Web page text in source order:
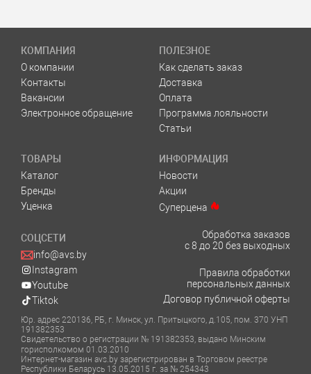
КОМПАНИЯ
О компании
Контакты
Вакансии
Электронное обращение
ПОЛЕЗНОЕ
Как сделать заказ
Доставка
Оплата
Программа лояльности
Статьи
ТОВАРЫ
Каталог
Бренды
Уценка
ИНФОРМАЦИЯ
Новости
Акции
Суперцена
СОЦСЕТИ
info@avs.by
Instagram
Youtube
Tiktok
Обработка заказов
с 8 до 20 без выходных
Правила обработки
персональных данных
Договор публичной оферты
Юр. адрес 220136, РБ, г. Минск, ул. Притыцкого, д.105, пом. 370 УНП
191382353
Свидетельство о регистрации № 191382353, выдано Минским
горисполкомом 01.03.2010
Интернет-магазин avs.by зарегистрирован в Торговом реестре
Республики Беларусь 13.05.2015 г. за № 254343